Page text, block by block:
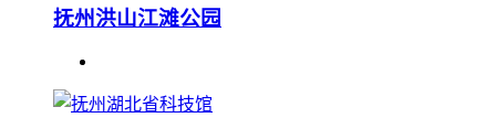
抚州洪山江滩公园